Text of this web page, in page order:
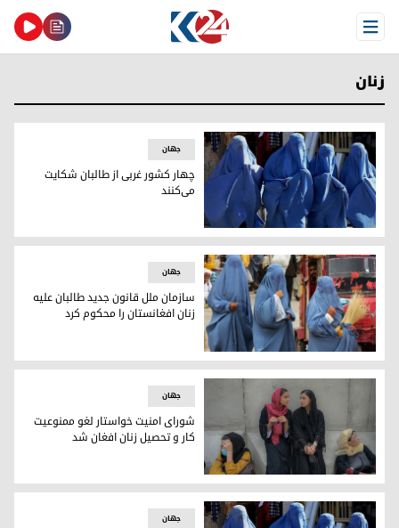
Open Menu
زنان
زنان افغانستان/ آرشیو
جهان
چهار کشور غربی از طالبان شکایت
می‌کنند
زنان افغانستانی
جهان
سازمان ملل قانون جدید طالبان علیه
زنان افغانستان را محکوم کرد
زنان افغانستان پیش از بازگشت طالبان
جهان
شورای امنیت خواستار لغو ممنوعیت
کار و تحصیل زنان افغان شد
جهان